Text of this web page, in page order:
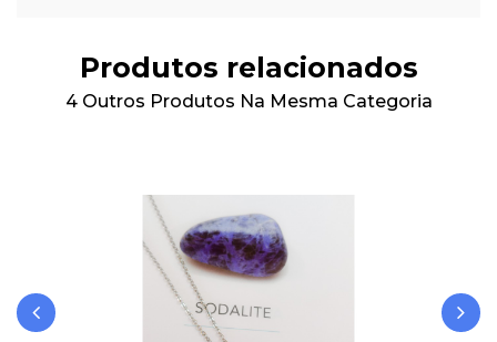
Produtos relacionados
4 Outros Produtos Na Mesma Categoria